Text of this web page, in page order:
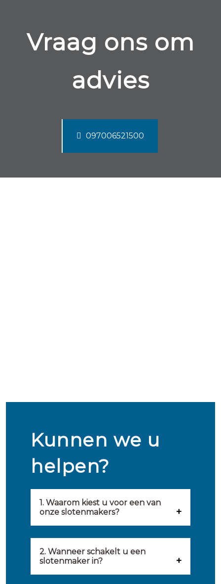
Vraag ons om
advies
097006521500
Kunnen we u
helpen?
1. Waarom kiest u voor een van
onze slotenmakers?
geselecteerd op kwaliteit,
2. Wanneer schakelt u een
slotenmaker in?